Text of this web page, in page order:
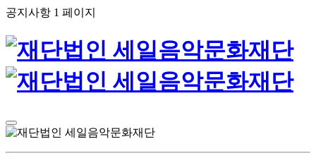
공지사항 1 페이지